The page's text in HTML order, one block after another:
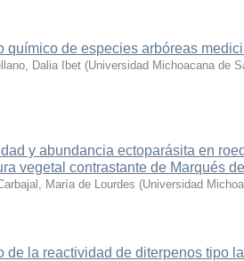
químico de especies arbóreas
Dalia Ibet (Universidad Michoacana de
y abundancia ectoparásita en
vegetal contrastante de Marqués
María de Lourdes (Universidad
de la reactividad de diterpenos tipo